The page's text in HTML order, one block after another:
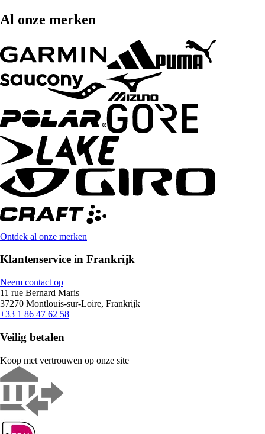
Al onze merken
Ontdek al onze merken
Klantenservice in Frankrijk
Neem contact op
11 rue Bernard Maris
37270 Montlouis-sur-Loire, Frankrijk
+33 1 86 47 62 58
Veilig betalen
Koop met vertrouwen op onze site